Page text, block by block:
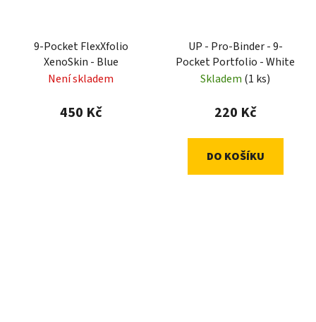
9-Pocket FlexXfolio
XenoSkin - Blue
Není skladem
450 Kč
UP - Pro-Binder - 9-
Pocket Portfolio - White
Skladem (1 ks)
220 Kč
DO KOŠÍKU